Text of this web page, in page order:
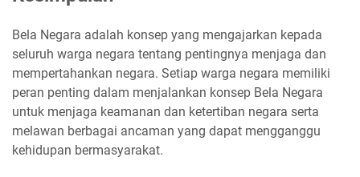
Bela Negara adalah konsep yang mengajarkan kepada
seluruh warga negara tentang pentingnya menjaga dan
mempertahankan negara. Setiap warga negara memiliki
peran penting dalam menjalankan konsep Bela Negara
untuk menjaga keamanan dan ketertiban negara serta
melawan berbagai ancaman yang dapat mengganggu
kehidupan bermasyarakat.